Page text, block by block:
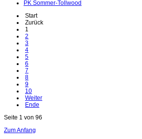
PK Sommer-Tollwood
Start
Zurück
1
2
3
4
5
6
7
8
9
10
Weiter
Ende
Seite 1 von 96
Zum Anfang